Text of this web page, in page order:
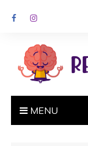
MENU